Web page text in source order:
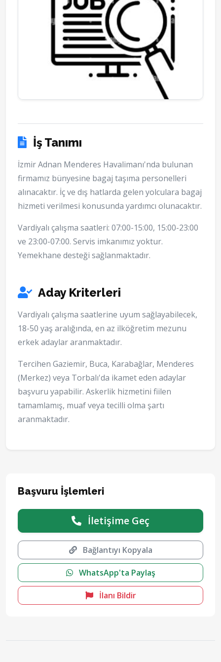
İş Tanımı
İzmir Adnan Menderes Havalimanı'nda bulunan
firmamız bünyesine bagaj taşıma personelleri
alınacaktır. İç ve dış hatlarda gelen yolculara bagaj
hizmeti verilmesi konusunda yardımcı olunacaktır.
Vardiyalı çalışma saatleri: 07:00-15:00, 15:00-23:00
ve 23:00-07:00. Servis imkanımız yoktur.
Yemekhane desteği sağlanmaktadır.
Aday Kriterleri
Vardiyalı çalışma saatlerine uyum sağlayabilecek,
18-50 yaş aralığında, en az ilköğretim mezunu
erkek adaylar aranmaktadır.
Tercihen Gaziemir, Buca, Karabağlar, Menderes
(Merkez) veya Torbalı'da ikamet eden adaylar
başvuru yapabilir. Askerlik hizmetini fiilen
tamamlamış, muaf veya tecilli olma şartı
aranmaktadır.
Başvuru İşlemleri
İletişime Geç
Bağlantıyı Kopyala
WhatsApp'ta Paylaş
İlanı Bildir